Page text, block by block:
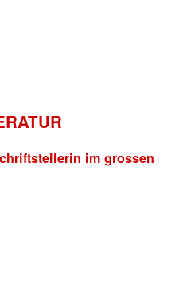
im grossen